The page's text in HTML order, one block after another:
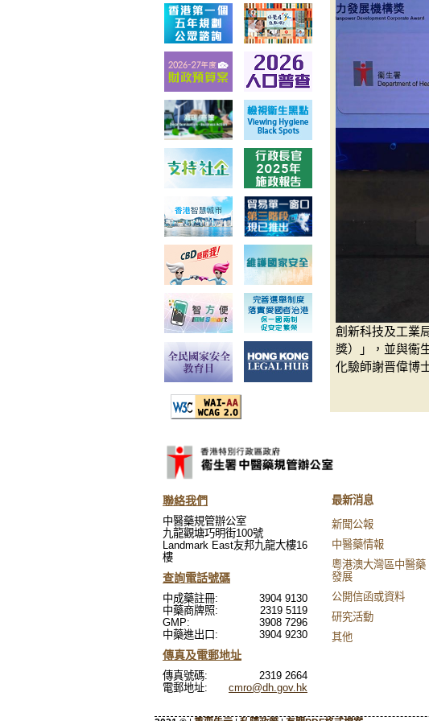
創新科技及工業
獎）」，並與衞
化驗師謝晋偉博
聯絡我們
中醫藥規管辦公室
九龍觀塘巧明街100號
Landmark East友邦九龍大樓16
樓
查詢電話號碼
中成藥註冊:
3904 9130
中藥商牌照:
2319 5119
GMP:
3908 7296
中藥進出口:
3904 9230
傳真及電郵地址
傳真號碼:
2319 2664
電郵地址:
cmro@dh.gov.hk
最新消息
新聞公報
中醫藥情報
粵港澳大灣區中醫藥
發展
公開信函或資料
研究活動
其他